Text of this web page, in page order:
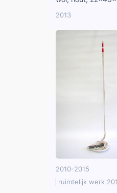
2013
2010-2015
ruimtelijk werk